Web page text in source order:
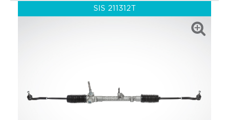
SIS 211312T